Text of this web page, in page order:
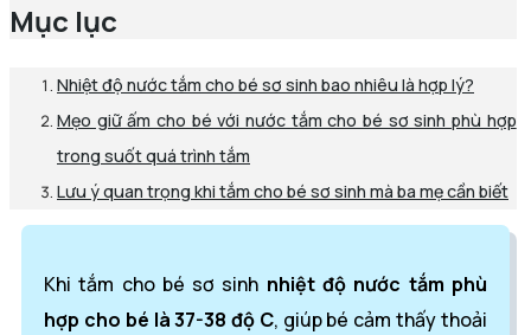
Mục lục
Nhiệt độ nước tắm cho bé sơ sinh bao nhiêu là hợp lý?
Mẹo giữ ấm cho bé với nước tắm cho bé sơ sinh phù hợp
trong suốt quá trình tắm
Lưu ý quan trọng khi tắm cho bé sơ sinh mà ba mẹ cần biết
Khi tắm cho bé sơ sinh nhiệt độ nước tắm phù
hợp cho bé là 37-38 độ C, giúp bé cảm thấy thoải